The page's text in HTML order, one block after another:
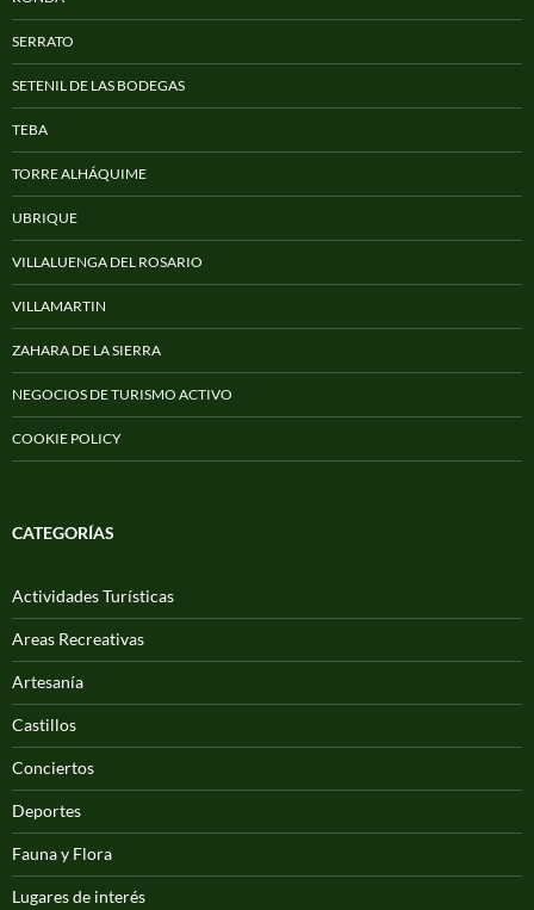
SERRATO
SETENIL DE LAS BODEGAS
TEBA
TORRE ALHÁQUIME
UBRIQUE
VILLALUENGA DEL ROSARIO
VILLAMARTIN
ZAHARA DE LA SIERRA
NEGOCIOS DE TURISMO ACTIVO
COOKIE POLICY
CATEGORÍAS
Actividades Turísticas
Areas Recreativas
Artesanía
Castillos
Conciertos
Deportes
Fauna y Flora
Lugares de interés